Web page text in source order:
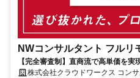
NWコンサルタント フルリ
【完全審査制】直商流で高単価を
に合致した案件を多数保有
株式会社クラウドワークス コン